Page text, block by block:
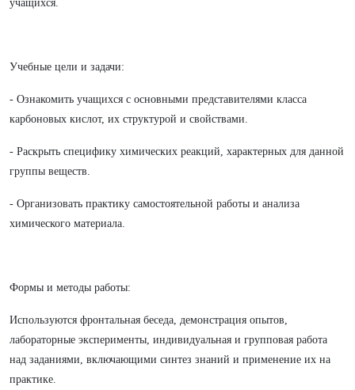
учащихся.
Учебные цели и задачи:
- Ознакомить учащихся с основными представителями класса
карбоновых кислот, их структурой и свойствами.
- Раскрыть специфику химических реакций, характерных для данной
группы веществ.
- Организовать практику самостоятельной работы и анализа
химического материала.
Формы и методы работы:
Используются фронтальная беседа, демонстрация опытов,
лабораторные эксперименты, индивидуальная и групповая работа
над заданиями, включающими синтез знаний и применение их на
практике.